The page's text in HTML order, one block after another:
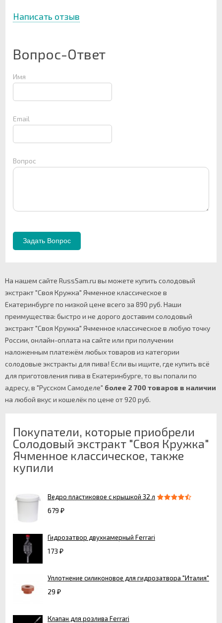
Написать отзыв
Вопрос-Ответ
Имя
Email
Вопрос
На нашем сайте RussSam.ru вы можете купить солодовый
экстракт "Своя Кружка" Ячменное классическое в
Екатеринбурге по низкой цене всего за 890 руб. Наши
преимущества: быстро и не дорого доставим солодовый
экстракт "Своя Кружка" Ячменное классическое в любую точку
России, онлайн-оплата на сайте или при получении
наложенным платежём любых товаров из категории
солодовые экстракты для пива! Если вы ищите, где купить всё
для приготовления пива в Екатеринбурге, то вы попали по
адресу, в "Русском Самоделе" более 2 700 товаров в наличии
на любой вкус и кошелёк по цене от 920 руб.
Покупатели, которые приобрели
Солодовый экстракт "Своя Кружка"
Ячменное классическое, также
купили
Ведро пластиковое с крышкой 32 л
679 ₽
Гидрозатвор двухкамерный Ferrari
173 ₽
Уплотнение силиконовое для гидрозатвора "Италия"
29 ₽
Клапан для розлива Ferrari